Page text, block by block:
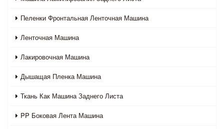
Пеленки Фронтальная Ленточная Машина
Ленточная Машина
Лакировочная Машина
Дышащая Пленка Машина
Ткань Как Машина Заднего Листа
PP Боковая Лента Машина